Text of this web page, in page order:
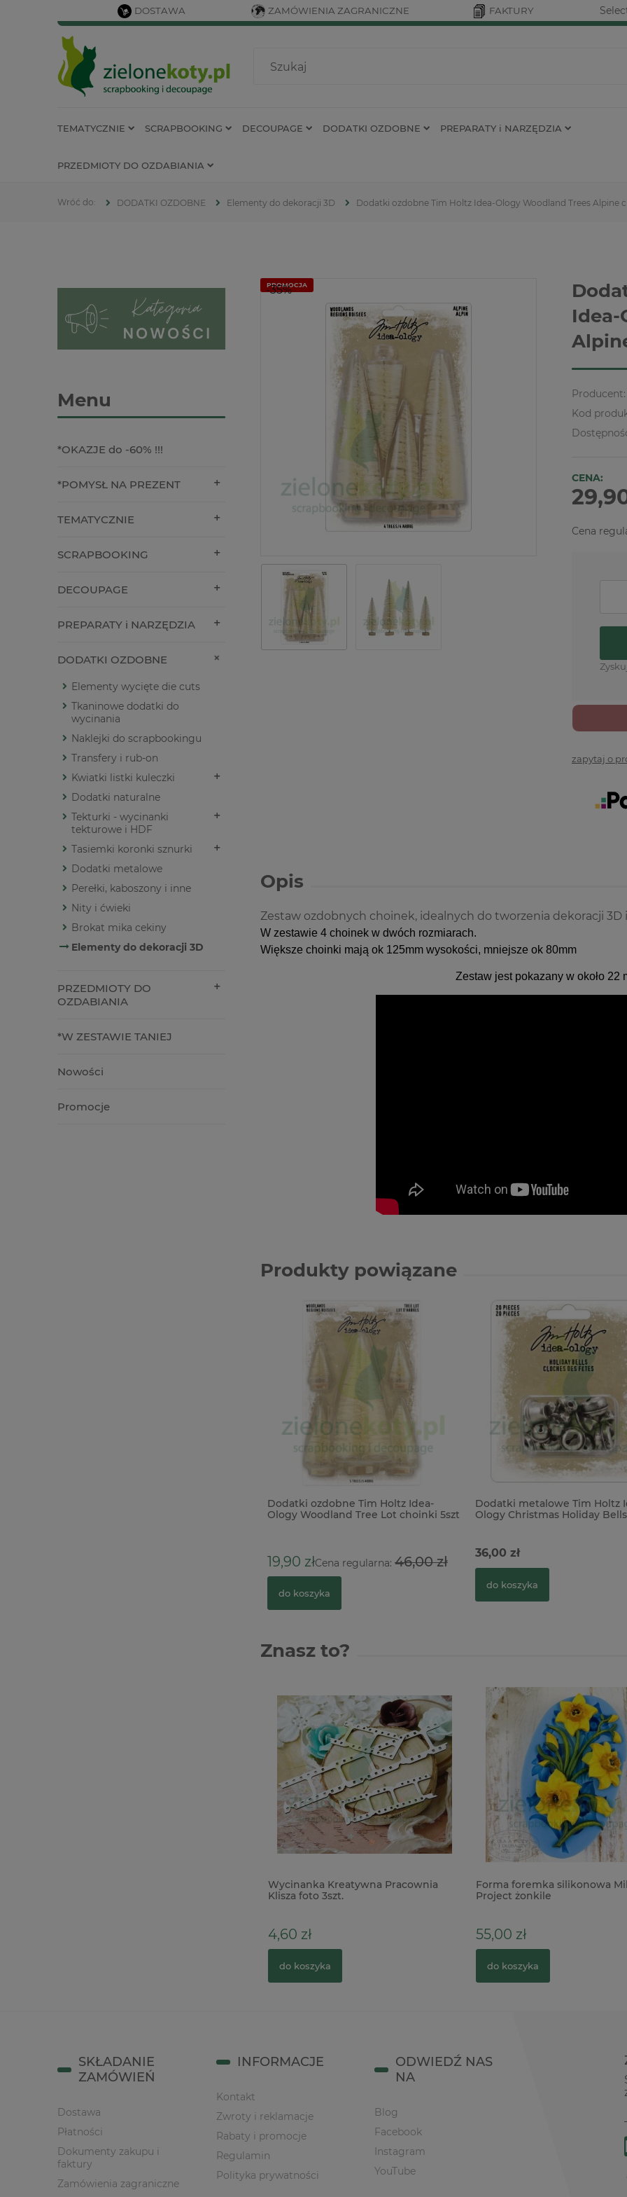
DOSTAWA ZAMÓWIENIA ZAGRANICZNE FAKTURY
TEMATYCZNIE SCRAPBOOKING DECOUPAGE DODATKI OZDOBNE PREPARATY i NARZĘDZIA
PRZEDMIOTY DO OZDABIANIA
DODATKI OZDOBNE Elementy do dekoracji 3D Dodatki ozdobne Tim Holtz Idea-Ology Woodland Trees Alpine
Menu
*OKAZJE do -60% !!!
*POMYSŁ NA PREZENT
TEMATYCZNIE
SCRAPBOOKING
DECOUPAGE
PREPARATY i NARZĘDZIA
DODATKI OZDOBNE
Elementy wycięte die cuts
Tkaninowe dodatki do
wycinania
Naklejki do scrapbookingu
Transfery i rub-on
Kwiatki listki kuleczki
Dodatki naturalne
Tekturki - wycinanki
tekturowe i HDF
Tasiemki koronki sznurki
Dodatki metalowe
Perełki, kaboszony i inne
Nity i ćwieki
Brokat mika cekiny
Elementy do dekoracji 3D
PRZEDMIOTY DO
OZDABIANIA
*W ZESTAWIE TANIEJ
Nowości
Promocje
Idea-
PROMOCJA
-35%
Producent:
Kod
CENA:
Cena
zapytaj o
Opis
Zestaw ozdobnych choinek, idealnych do tworzenia dekoracji 3D
W zestawie 4 choinek w dwóch rozmiarach.
Większe choinki mają ok 125mm wysokości, mniejsze ok 80mm
Zestaw jest pokazany w około 22
Produkty powiązane
Dodatki ozdobne Tim Holtz Idea-
Ology Woodland Tree Lot choinki 5szt
19,90 złCena regularna: 46,00 zł
do koszyka
Dodatki metalowe Tim Holtz
Ology Christmas Holiday Bells
36,00 zł
do koszyka
Znasz to?
Wycinanka Kreatywna Pracownia
Klisza foto 3szt.
4,60 zł
do koszyka
Forma foremka silikonowa
Project żonkile
55,00 zł
do koszyka
SKŁADANIE
ZAMÓWIEŃ
Dostawa
Płatności
Dokumenty zakupu i
faktury
Zamówienia zagraniczne
INFORMACJE
Kontakt
Zwroty i reklamacje
Rabaty i promocje
Regulamin
Polityka prywatności
ODWIEDŹ NAS
NA
Blog
Facebook
Instagram
YouTube